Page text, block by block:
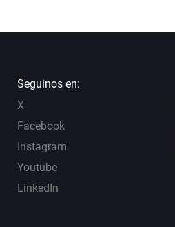
Seguinos en:
X
Facebook
Instagram
Youtube
LinkedIn